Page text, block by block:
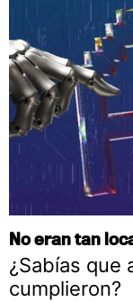
No eran tan
¿Sabías que
cumplieron?